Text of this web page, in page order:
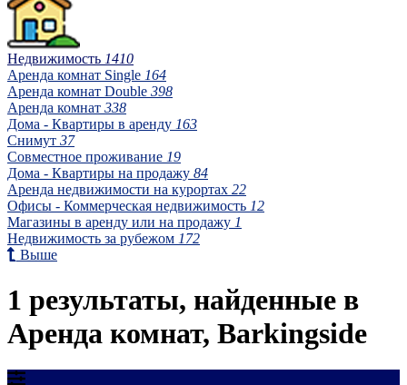
Недвижимость 1410
Аренда комнат Single 164
Аренда комнат Double 398
Аренда комнат 338
Дома - Квартиры в аренду 163
Снимут 37
Совместное проживание 19
Дома - Квартиры на продажу 84
Аренда недвижимости на курортах 22
Офисы - Коммерческая недвижимость 12
Магазины в аренду или на продажу 1
Недвижимость за рубежом 172
Выше
1 результаты, найденные в
Аренда комнат, Barkingside